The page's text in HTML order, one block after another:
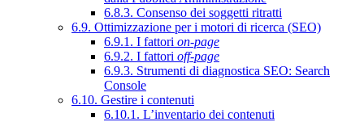
6.8.3. Consenso dei soggetti ritratti
6.9. Ottimizzazione per i motori di ricerca (SEO)
6.9.1. I fattori on-page
6.9.2. I fattori off-page
6.9.3. Strumenti di diagnostica SEO: Search
Console
6.10. Gestire i contenuti
6.10.1. L’inventario dei contenuti